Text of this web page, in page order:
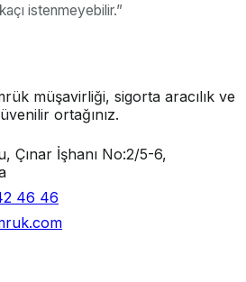
istenmeyebilir.”
müşavirliği, sigorta aracılık ve
ortağınız.
Çınar İşhanı No:2/5-6,
46 46